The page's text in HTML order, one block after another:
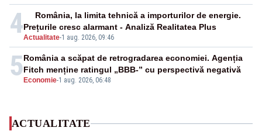
4Actualitate-1 aug. 2026, 09:46
România, la limita tehnică a importurilor de energie.
Prețurile cresc alarmant - Analiză Realitatea Plus
5 Economie-1 aug. 2026, 06:48
România a scăpat de retrogradarea economiei. Agenția
Fitch menține ratingul „BBB-” cu perspectivă negativă
ACTUALITATE